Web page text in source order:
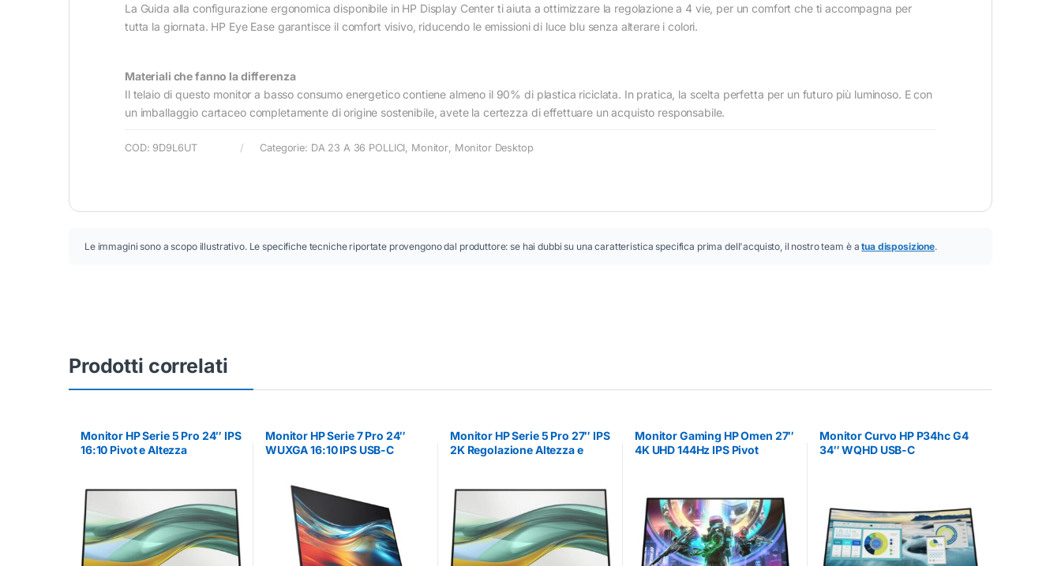
La Guida alla configurazione ergonomica disponibile in HP Display Center ti aiuta a ottimizzare la regolazione a 4 vie, per un comfort che ti accompagna per
tutta la giornata. HP Eye Ease garantisce il comfort visivo, riducendo le emissioni di luce blu senza alterare i colori.
Materiali che fanno la differenza
Il telaio di questo monitor a basso consumo energetico contiene almeno il 90% di plastica riciclata. In pratica, la scelta perfetta per un futuro più luminoso. E con
un imballaggio cartaceo completamente di origine sostenibile, avete la certezza di effettuare un acquisto responsabile.
COD: 9D9L6UT Categorie: DA 23 A 36 POLLICI Monitor Monitor Desktop
Le immagini sono a scopo illustrativo. Le specifiche tecniche riportate provengono dal produttore: se hai dubbi su una caratteristica specifica prima dell'acquisto, il nostro team è atua disposizione.
Prodotti correlati
Monitor HP Serie 5 Pro 24″ IPS
16:10 Pivot e Altezza
Monitor HP Serie 7 Pro 24″
WUXGA 16:10 IPS USB-C
Monitor HP Serie 5 Pro 27″ IPS
2K Regolazione Altezza e
Monitor Gaming HP Omen 27″
4K UHD 144Hz IPS Pivot
Monitor Curvo HP P34hc G4
34″ WQHD USB-C